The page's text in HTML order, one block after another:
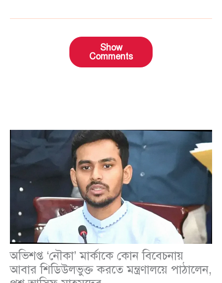
Show
Comments
অভিশপ্ত ‘নৌকা’ মার্কাকে কোন বিবেচনায়
আবার শিডিউলভুক্ত করতে মন্ত্রণালয়ে পাঠালেন,